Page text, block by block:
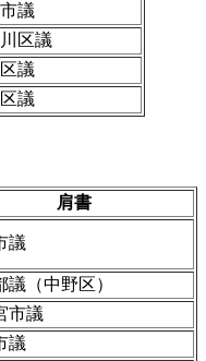
議
区議
議
議
肩書
議
議（中野区）
市議
議